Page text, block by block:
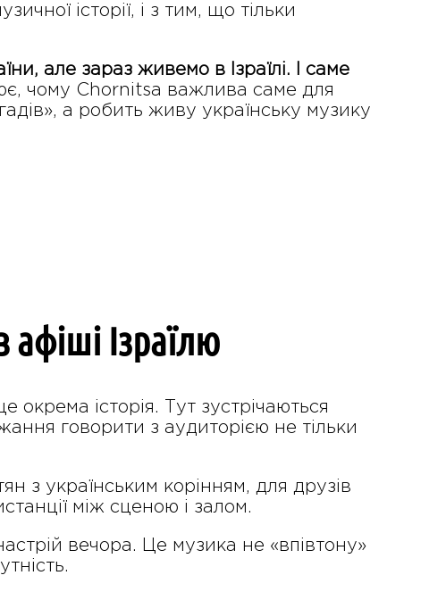
історії, і з тим, що тільки
але зараз живемо в Ізраїлі. І саме
чому Chornitsa важлива саме для
а робить живу українську музику
Ізраїлю
окрема історія. Тут зустрічаються
говорити з аудиторією не тільки
з українським корінням, для друзів
між сценою і залом.
вечора. Це музика не «впівтону»